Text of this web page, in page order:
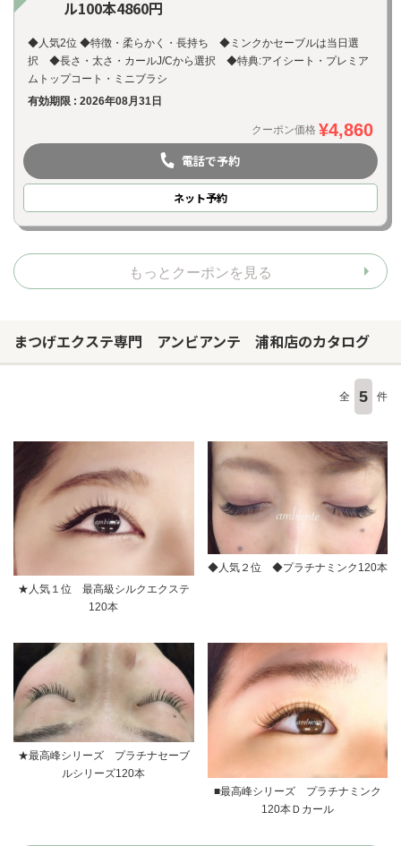
ル100本4860円
◆人気2位 ◆特徴・柔らかく・長持ち ◆ミンクかセーブルは当日選
択 ◆長さ・太さ・カールJ/Cから選択 ◆特典:アイシート・プレミア
ムトップコート・ミニブラシ
有効期限 : 2026年08月31日
クーポン価格 ¥4,860
電話で予約
ネット予約
もっとクーポンを見る
まつげエクステ専門 アンビアンテ 浦和店のカタログ
全 5 件
★人気１位 最高級シルクエクステ
120本
◆人気２位 ◆プラチナミンク120本
★最高峰シリーズ プラチナセーブ
ルシリーズ120本
■最高峰シリーズ プラチナミンク
120本Ｄカール